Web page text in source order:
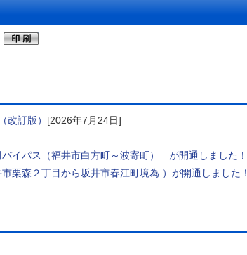
改訂版） [2026年7月24日]
イパス（福井市白方町～波寄町） が開通しました！
森２丁目から坂井市春江町境為 ）が開通しました！